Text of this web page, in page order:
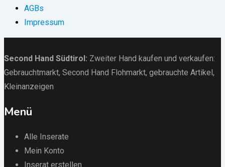
AGBs
Impressum
Second Hand Südtirol : Zweiter Hand kaufen und verkaufen:
Gebrauchtmarkt, Second Hand Flohmarkt, gebrauchte Artikel ,
Kleinanzeigen
Menü
Alle Inserate
Mein Konto
Inserat erstellen